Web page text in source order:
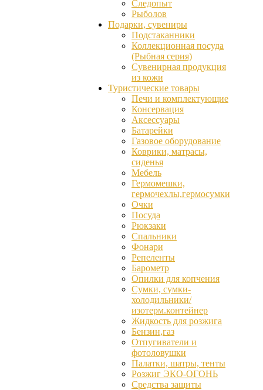
Следопыт
Рыболов
Подарки, сувениры
Подстаканники
Коллекционная посуда
(Рыбная серия)
Сувенирная продукция
из кожи
Туристические товары
Печи и комплектующие
Консервация
Аксессуары
Батарейки
Газовое оборудование
Коврики, матрасы,
сиденья
Мебель
Гермомешки,
гермочехлы,гермосумки
Очки
Посуда
Рюкзаки
Спальники
Фонари
Репеленты
Барометр
Опилки для копчения
Сумки, сумки-
холодильники/
изотерм.контейнер
Жидкость для розжига
Бензин,газ
Отпугиватели и
фотоловушки
Палатки, шатры, тенты
Розжиг ЭКО-ОГОНЬ
Средства защиты